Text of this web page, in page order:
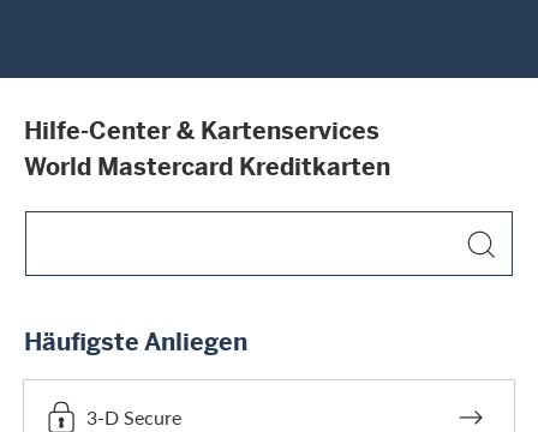
Hilfe-Center & Kartenservices
World Mastercard Kreditkarten
Häufigste Anliegen
3-D Secure